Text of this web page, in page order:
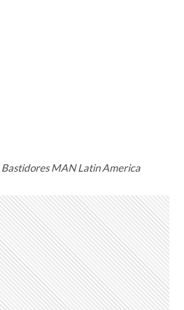
Bastidores MAN Latin America